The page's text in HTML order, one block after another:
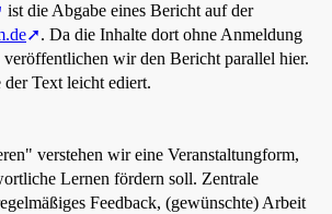
ist die Abgabe eines Bericht auf der
. Da die Inhalte dort ohne Anmeldung
veröffentlichen wir den Bericht parallel hier.
Text leicht ediert.
verstehen wir eine Veranstaltungform,
Lernen fördern soll. Zentrale
Feedback, (gewünschte) Arbeit